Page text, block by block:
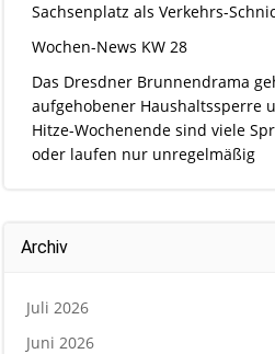
Sachsenplatz als Verkehrs-
Wochen-News KW 28
Das Dresdner Brunnendrama
aufgehobener Haushaltssperre
Hitze-Wochenende sind viele
oder laufen nur unregelmäßig
Archiv
Juli 2026
Juni 2026